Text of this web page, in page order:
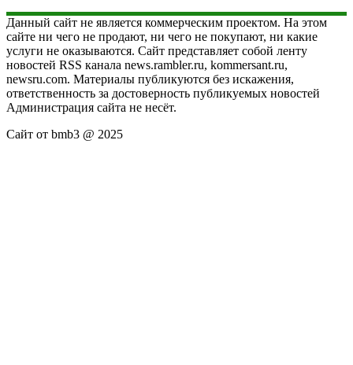
Данный сайт не является коммерческим проектом. На этом
сайте ни чего не продают, ни чего не покупают, ни какие
услуги не оказываются. Сайт представляет собой ленту
новостей RSS канала news.rambler.ru, kommersant.ru,
newsru.com. Материалы публикуются без искажения,
ответственность за достоверность публикуемых новостей
Администрация сайта не несёт.
Сайт от bmb3 @ 2025